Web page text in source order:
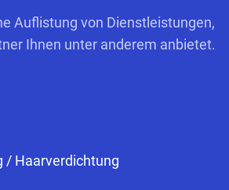
Auflistung von Dienstleistungen,
Ihnen unter anderem anbietet.
/ Haarverdichtung